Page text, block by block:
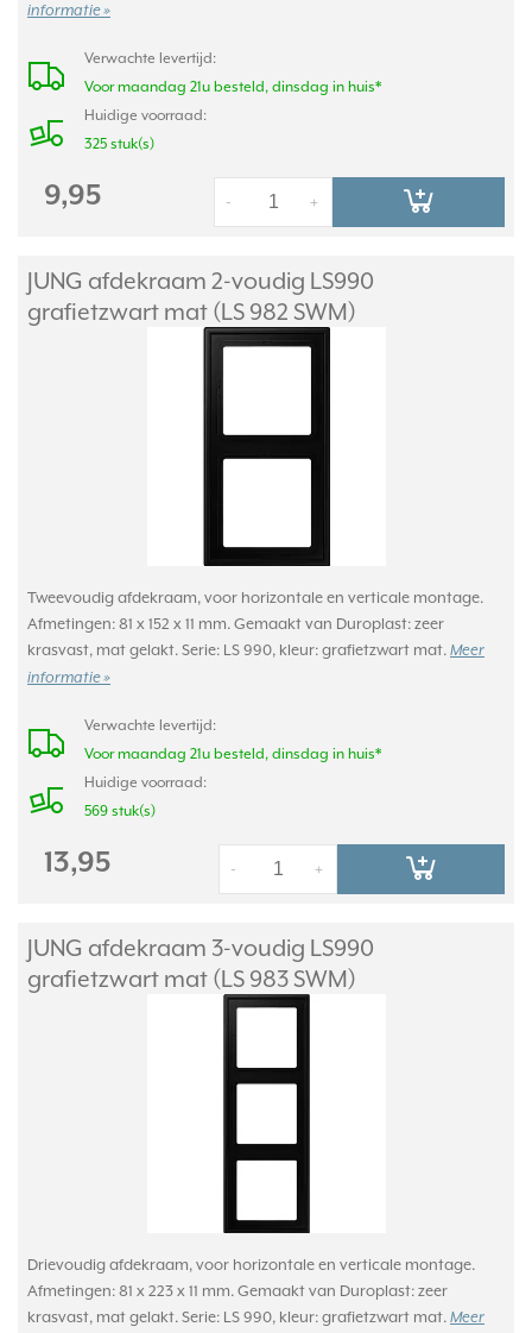
informatie »
Verwachte levertijd:
Voor maandag 21u besteld, dinsdag in huis*
Huidige voorraad:
325 stuk(s)
9,95 +
-
JUNG afdekraam 2-voudig LS990
grafietzwart mat (LS 982 SWM)
Tweevoudig afdekraam, voor horizontale en verticale montage.
Afmetingen: 81 x 152 x 11 mm. Gemaakt van Duroplast: zeer
krasvast, mat gelakt. Serie: LS 990, kleur: grafietzwart mat. Meer
informatie »
Verwachte levertijd:
Voor maandag 21u besteld, dinsdag in huis*
Huidige voorraad:
569 stuk(s)
13,95 +
-
JUNG afdekraam 3-voudig LS990
grafietzwart mat (LS 983 SWM)
Drievoudig afdekraam, voor horizontale en verticale montage.
Afmetingen: 81 x 223 x 11 mm. Gemaakt van Duroplast: zeer
krasvast, mat gelakt. Serie: LS 990, kleur: grafietzwart mat. Meer